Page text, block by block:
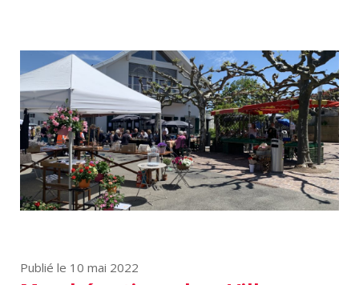
Publié le 10 mai 2022